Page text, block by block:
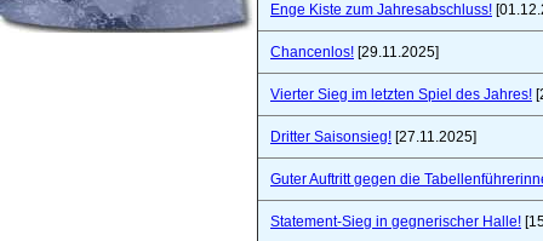
Enge Kiste zum Jahresabschluss!
Chancenlos! [29.11.2025]
Vierter Sieg im letzten Spiel des Jahres!
Dritter Saisonsieg! [27.11.2025]
Guter Auftritt gegen die
Statement-Sieg in gegnerischer Halle!